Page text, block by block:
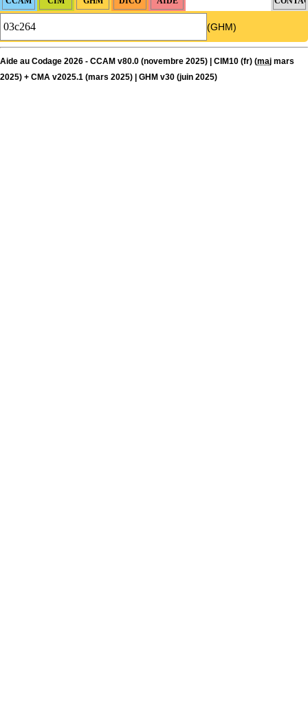
(GHM)
Aide au Codage 2026 - CCAM v80.0 (novembre 2025) | CIM10 (fr) (maj mars
2025) + CMA v2025.1 (mars 2025) | GHM v30 (juin 2025)